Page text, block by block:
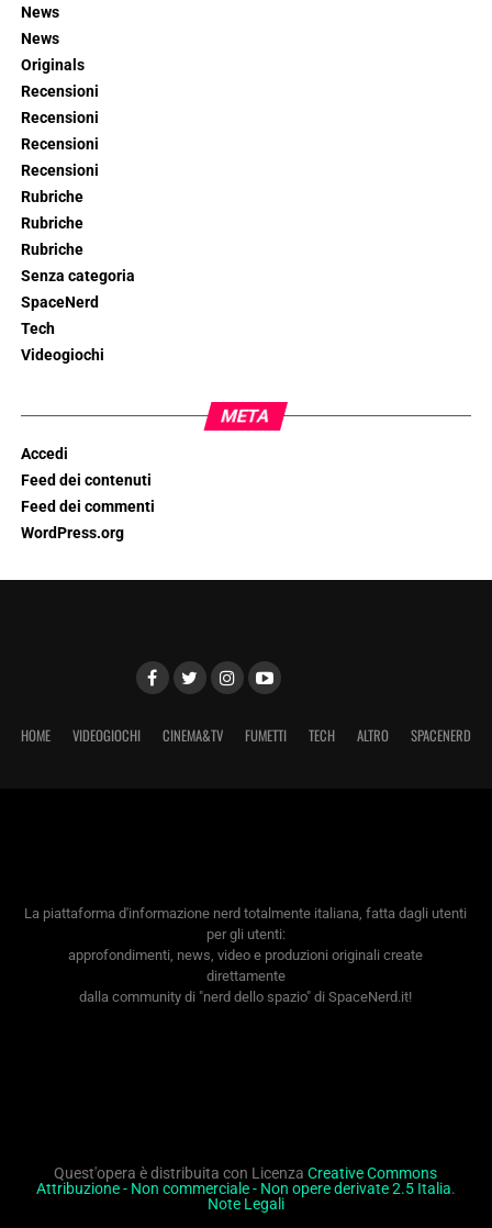
News
News
Originals
Recensioni
Recensioni
Recensioni
Recensioni
Rubriche
Rubriche
Rubriche
Senza categoria
SpaceNerd
Tech
Videogiochi
META
Accedi
Feed dei contenuti
Feed dei commenti
WordPress.org
HOME VIDEOGIOCHI CINEMA&TV FUMETTI TECH ALTRO SPACENERD
La piattaforma d'informazione nerd totalmente italiana, fatta dagli utenti
per gli utenti:
approfondimenti, news, video e produzioni originali create
direttamente
dalla community di "nerd dello spazio" di SpaceNerd.it!
Quest'opera è distribuita con LicenzaCreative Commons
Attribuzione - Non commerciale - Non opere derivate 2.5 Italia.
Note Legali